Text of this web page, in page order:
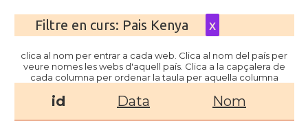
Filtre en curs: Pais Kenya x
clica al nom per entrar a cada web. Clica al nom del país per
veure nomes les webs d'aquell país. Clica a la capçalera de
cada columna per ordenar la taula per aquella columna
id Data Nom